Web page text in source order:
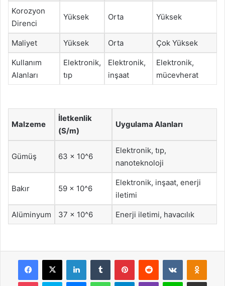
Korozyon
Direnci
Yüksek Orta Yüksek
Maliyet Yüksek Orta Çok Yüksek
Kullanım
Alanları
Elektronik,
tıp
Elektronik,
inşaat
Elektronik,
mücevherat
Malzeme
İletkenlik
(S/m)
Uygulama Alanları
Gümüş 63 x 10^6
Elektronik, tıp,
nanoteknoloji
Bakır 59 x 10^6
Elektronik, inşaat, enerji
iletimi
Alüminyum 37 x 10^6 Enerji iletimi, havacılık
Facebook
X LinkedInTumblr PinterestReddit VKontakte
Pocket Skype MessengerWhatsAppTelegramViber Line E-Posta ile